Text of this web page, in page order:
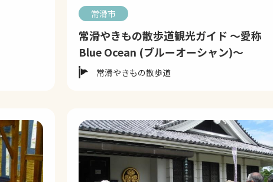
常滑市
常滑やきもの散歩道観光ガイド ～愛称
Blue Ocean​ (ブルーオーシャン)～
常滑やきもの散歩道